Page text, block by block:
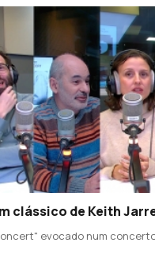
clássico de Keith
evocado num